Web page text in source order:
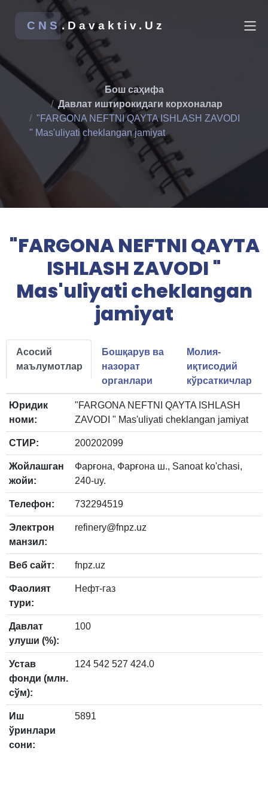
CNS.Davaktiv.Uz
Бош саҳифа
Давлат иштирокидаги корхоналар
"FARGONA NEFTNI QAYTA ISHLASH ZAVODI
" Mas'uliyati cheklangan jamiyat
"FARGONA NEFTNI QAYTA
ISHLASH ZAVODI "
Mas'uliyati cheklangan
jamiyat
Асосий
маълумотлар
Бошқарув ва
назорат
органлари
Молия-
иқтисодий
кўрсаткичлар
Юридик
номи:
"FARGONA NEFTNI QAYTA ISHLASH
ZAVODI " Mas'uliyati cheklangan jamiyat
СТИР: 200202099
Жойлашган
жойи:
Фарғона, Фарғона ш., Sanoat ko'chasi,
240-uy.
Телефон: 732294519
Электрон
манзил:
refinery@fnpz.uz
Веб сайт: fnpz.uz
Фаолият
тури:
Нефт-газ
Давлат
улуши (%):
100
Устав
фонди (млн.
сўм):
124 542 527 424.0
Иш
ўринлари
сони:
5891